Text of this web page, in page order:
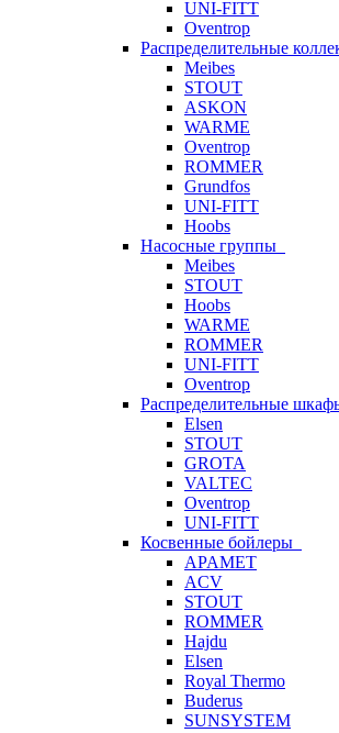
UNI-FITT
Oventrop
Распределительные
Meibes
STOUT
ASKON
WARME
Oventrop
ROMMER
Grundfos
UNI-FITT
Hoobs
Насосные группы
Meibes
STOUT
Hoobs
WARME
ROMMER
UNI-FITT
Oventrop
Распределительные
Elsen
STOUT
GROTA
VALTEC
Oventrop
UNI-FITT
Косвенные бойлеры
APAMET
ACV
STOUT
ROMMER
Hajdu
Elsen
Royal Thermo
Buderus
SUNSYSTEM